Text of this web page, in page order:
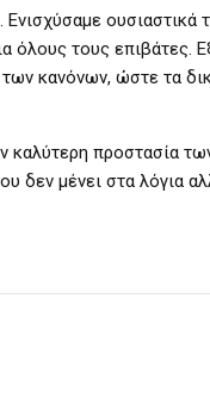
ουσιαστικά
όλους τους
κανόνων, ώστε τα
καλύτερη προστασία
δεν μένει στα λόγια